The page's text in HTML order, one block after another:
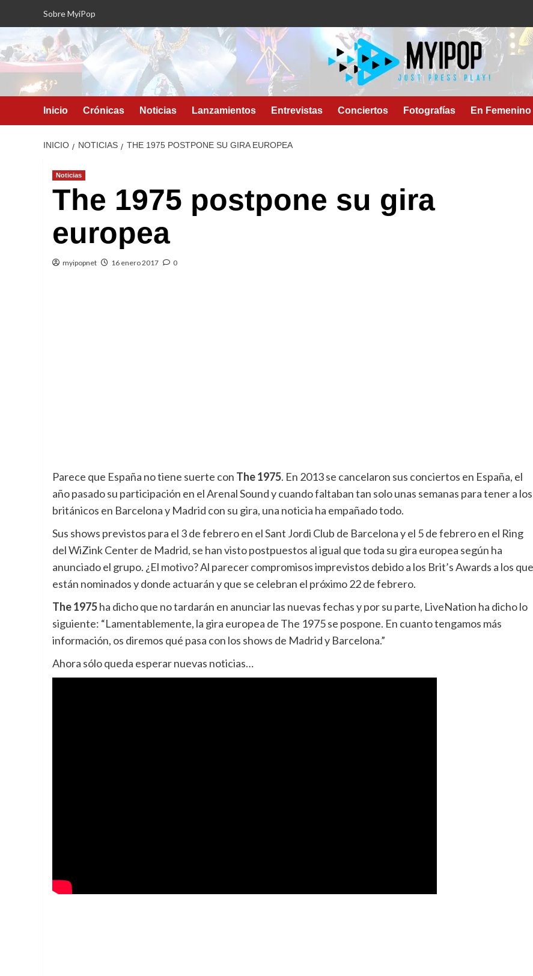
Sobre MyiPop
Inicio Crónicas Noticias Lanzamientos Entrevistas Conciertos Fotografías En Femenino
INICIO NOTICIAS THE 1975 POSTPONE SU GIRA EUROPEA
Noticias
The 1975 postpone su gira
europea
myipopnet 16 enero 2017 0
Parece que España no tiene suerte con The 1975. En 2013 se cancelaron sus conciertos en España, el
año pasado su participación en el Arenal Sound y cuando faltaban tan solo unas semanas para tener a los
británicos en Barcelona y Madrid con su gira, una noticia ha empañado todo.
Sus shows previstos para el 3 de febrero en el Sant Jordi Club de Barcelona y el 5 de febrero en el Ring
del WiZink Center de Madrid, se han visto postpuestos al igual que toda su gira europea según ha
anunciado el grupo. ¿El motivo? Al parecer compromisos imprevistos debido a los Brit’s Awards a los que
están nominados y donde actuarán y que se celebran el próximo 22 de febrero.
The 1975ha dicho que no tardarán en anunciar las nuevas fechas y por su parte, LiveNation ha dicho lo
siguiente: “Lamentablemente, la gira europea de The 1975 se pospone. En cuanto tengamos más
información, os diremos qué pasa con los shows de Madrid y Barcelona.”
Ahora sólo queda esperar nuevas noticias…